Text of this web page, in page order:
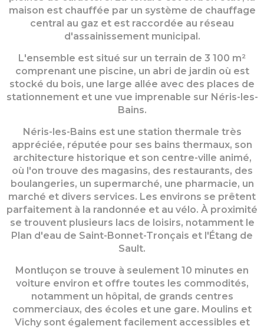
maison est chauffée par un système de chauffage
central au gaz et est raccordée au réseau
d'assainissement municipal.
L'ensemble est situé sur un terrain de 3 100 m²
comprenant une piscine, un abri de jardin où est
stocké du bois, une large allée avec des places de
stationnement et une vue imprenable sur Néris-les-
Bains.
Néris-les-Bains est une station thermale très
appréciée, réputée pour ses bains thermaux, son
architecture historique et son centre-ville animé,
où l'on trouve des magasins, des restaurants, des
boulangeries, un supermarché, une pharmacie, un
marché et divers services. Les environs se prêtent
parfaitement à la randonnée et au vélo. À proximité
se trouvent plusieurs lacs de loisirs, notamment le
Plan d'eau de Saint-Bonnet-Tronçais et l'Étang de
Sault.
Montluçon se trouve à seulement 10 minutes en
voiture environ et offre toutes les commodités,
notamment un hôpital, de grands centres
commerciaux, des écoles et une gare. Moulins et
Vichy sont également facilement accessibles et